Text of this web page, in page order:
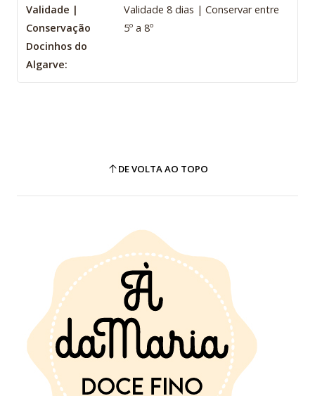
Validade |
Conservação
Docinhos do
Algarve:
Validade 8 dias | Conservar entre
5º a 8º
DE VOLTA AO TOPO